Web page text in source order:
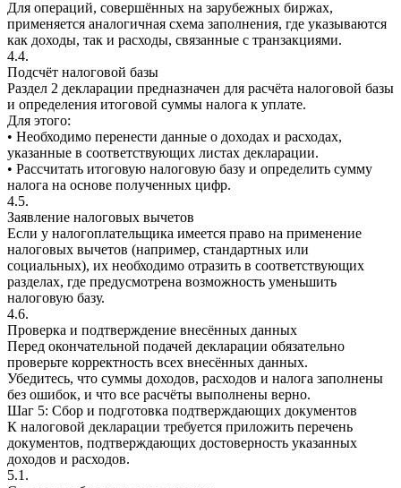
Для операций, совершённых на зарубежных биржах,
применяется аналогичная схема заполнения, где указываются
как доходы, так и расходы, связанные с транзакциями.
4.4.
Подсчёт налоговой базы
Раздел 2 декларации предназначен для расчёта налоговой базы
и определения итоговой суммы налога к уплате.
Для этого:
• Необходимо перенести данные о доходах и расходах,
указанные в соответствующих листах декларации.
• Рассчитать итоговую налоговую базу и определить сумму
налога на основе полученных цифр.
4.5.
Заявление налоговых вычетов
Если у налогоплательщика имеется право на применение
налоговых вычетов (например, стандартных или
социальных), их необходимо отразить в соответствующих
разделах, где предусмотрена возможность уменьшить
налоговую базу.
4.6.
Проверка и подтверждение внесённых данных
Перед окончательной подачей декларации обязательно
проверьте корректность всех внесённых данных.
Убедитесь, что суммы доходов, расходов и налога заполнены
без ошибок, и что все расчёты выполнены верно.
Шаг 5: Сбор и подготовка подтверждающих документов
К налоговой декларации требуется приложить перечень
документов, подтверждающих достоверность указанных
доходов и расходов.
5.1.